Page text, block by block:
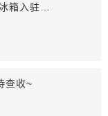
查收~